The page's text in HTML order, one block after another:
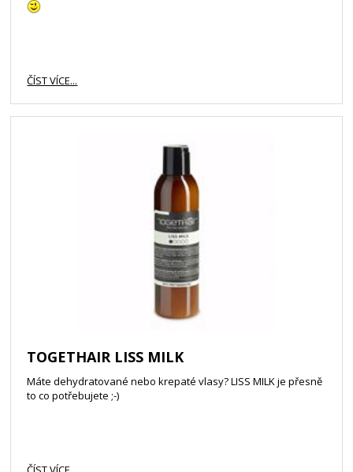
ČÍST VÍCE...
TOGETHAIR LISS MILK
Máte dehydratované nebo krepaté vlasy? LISS MILK je přesně
to co potřebujete ;-)